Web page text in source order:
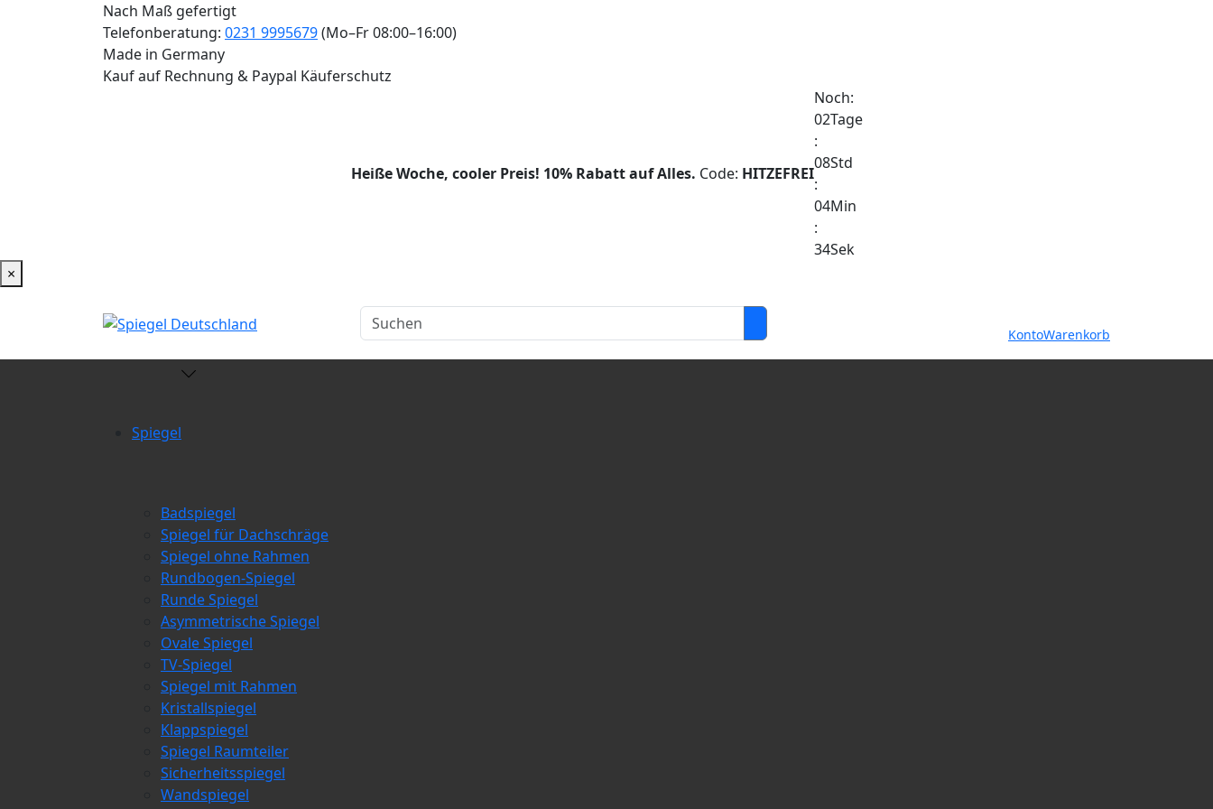
Nach Maß gefertigt
Telefonberatung: 0231 9995679(Mo–Fr 08:00–16:00)
Made in Germany
Kauf auf Rechnung & Paypal Käuferschutz
Heiße Woche, cooler Preis! 10% Rabatt auf Alles. Code: HITZEFREI
Noch:
02Tage
:
08Std
:
04Min
:
33Sek
×
KontoWarenkorb
Spiegel
Badspiegel
Spiegel für Dachschräge
Spiegel ohne Rahmen
Rundbogen-Spiegel
Runde Spiegel
Asymmetrische Spiegel
Ovale Spiegel
TV-Spiegel
Spiegel mit Rahmen
Kristallspiegel
Klappspiegel
Spiegel Raumteiler
Sicherheitsspiegel
Wandspiegel